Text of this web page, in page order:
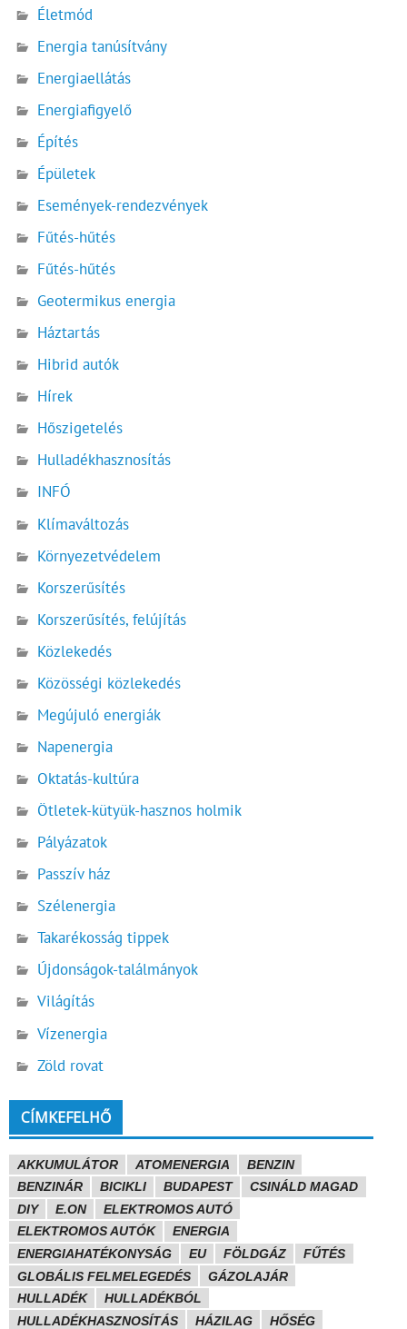
Életmód
Energia tanúsítvány
Energiaellátás
Energiafigyelő
Építés
Épületek
Események-rendezvények
Fűtés-hűtés
Fűtés-hűtés
Geotermikus energia
Háztartás
Hibrid autók
Hírek
Hőszigetelés
Hulladékhasznosítás
INFÓ
Klímaváltozás
Környezetvédelem
Korszerűsítés
Korszerűsítés, felújítás
Közlekedés
Közösségi közlekedés
Megújuló energiák
Napenergia
Oktatás-kultúra
Ötletek-kütyük-hasznos holmik
Pályázatok
Passzív ház
Szélenergia
Takarékosság tippek
Újdonságok-találmányok
Világítás
Vízenergia
Zöld rovat
CÍMKEFELHŐ
AKKUMULÁTOR ATOMENERGIA
BENZIN
BENZINÁR
BICIKLI BUDAPEST
CSINÁLD MAGAD
DIY
E.ON
ELEKTROMOS AUTÓ
ELEKTROMOS AUTÓK
ENERGIA
ENERGIAHATÉKONYSÁG
EU FÖLDGÁZ
FŰTÉS
GLOBÁLIS FELMELEGEDÉS
GÁZOLAJÁR
HULLADÉK
HULLADÉKBÓL
HULLADÉKHASZNOSÍTÁS
HÁZILAG
HŐSÉG